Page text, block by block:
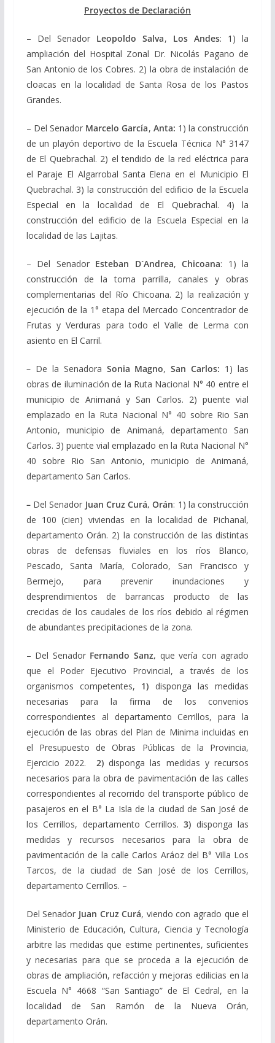
Proyectos de Declaración
– Del Senador Leopoldo Salva, Los Andes: 1) la
ampliación del Hospital Zonal Dr. Nicolás Pagano de
San Antonio de los Cobres. 2) la obra de instalación de
cloacas en la localidad de Santa Rosa de los Pastos
Grandes.
– Del Senador Marcelo García, Anta: 1) la construcción
de un playón deportivo de la Escuela Técnica N° 3147
de El Quebrachal. 2) el tendido de la red eléctrica para
el Paraje El Algarrobal Santa Elena en el Municipio El
Quebrachal. 3) la construcción del edificio de la Escuela
Especial en la localidad de El Quebrachal. 4) la
construcción del edificio de la Escuela Especial en la
localidad de las Lajitas.
– Del SenadorEsteban D´Andrea,Chicoana: 1) la
construcción de la toma parrilla, canales y obras
complementarias del Río Chicoana. 2) la realización y
ejecución de la 1° etapa del Mercado Concentrador de
Frutas y Verduras para todo el Valle de Lerma con
asiento en El Carril.
– De la Senadora Sonia Magno,San Carlos: 1) las
obras de iluminación de la Ruta Nacional N° 40 entre el
municipio de Animaná y San Carlos. 2) puente vial
emplazado en la Ruta Nacional N° 40 sobre Rio San
Antonio, municipio de Animaná, departamento San
Carlos. 3) puente vial emplazado en la Ruta Nacional N°
40 sobre Rio San Antonio, municipio de Animaná,
departamento San Carlos.
– Del Senador Juan Cruz Curá, Orán: 1) la construcción
de 100 (cien) viviendas en la localidad de Pichanal,
departamento Orán. 2) la construcción de las distintas
obras de defensas fluviales en los ríos Blanco,
Pescado, Santa María, Colorado, San Francisco y
Bermejo, para prevenir inundaciones y
desprendimientos de barrancas producto de las
crecidas de los caudales de los ríos debido al régimen
de abundantes precipitaciones de la zona.
– Del Senador Fernando Sanz, que vería con agrado
que el Poder Ejecutivo Provincial, a través de los
organismos competentes, 1) disponga las medidas
necesarias para la firma de los convenios
correspondientes al departamento Cerrillos, para la
ejecución de las obras del Plan de Minima incluidas en
el Presupuesto de Obras Públicas de la Provincia,
Ejercicio 2022.
2)disponga las medidas y recursos
necesarios para la obra de pavimentación de las calles
correspondientes al recorrido del transporte público de
pasajeros en el B° La Isla de la ciudad de San José de
los Cerrillos, departamento Cerrillos.3) disponga las
medidas y recursos necesarios para la obra de
pavimentación de la calle Carlos Aráoz del B° Villa Los
Tarcos, de la ciudad de San José de los Cerrillos,
departamento Cerrillos. –
Del Senador Juan Cruz Curá, viendo con agrado que el
Ministerio de Educación, Cultura, Ciencia y Tecnología
arbitre las medidas que estime pertinentes, suficientes
y necesarias para que se proceda a la ejecución de
obras de ampliación, refacción y mejoras edilicias en la
Escuela N° 4668 “San Santiago” de El Cedral, en la
localidad de San Ramón de la Nueva Orán,
departamento Orán.